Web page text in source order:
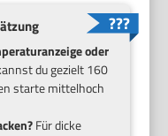
oder
du gezielt 160
starte mittelhoch
Für dicke